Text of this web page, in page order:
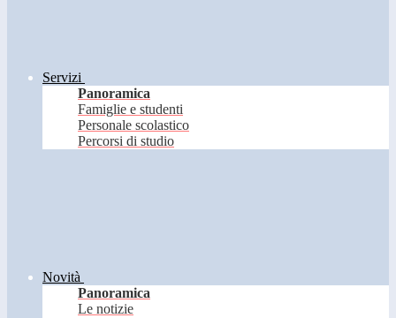
Servizi
Panoramica
Famiglie e studenti
Personale scolastico
Percorsi di studio
Novità
Panoramica
Le notizie